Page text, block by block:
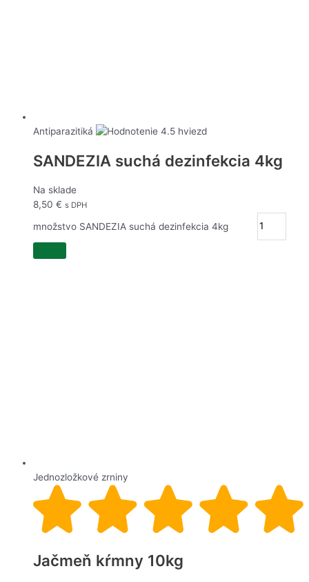
Antiparazitiká
SANDEZIA suchá dezinfekcia 4kg
Na sklade
8,50 € s DPH
množstvo SANDEZIA suchá dezinfekcia 4kg
Jednozložkové zrniny
Jačmeň kŕmny 10kg